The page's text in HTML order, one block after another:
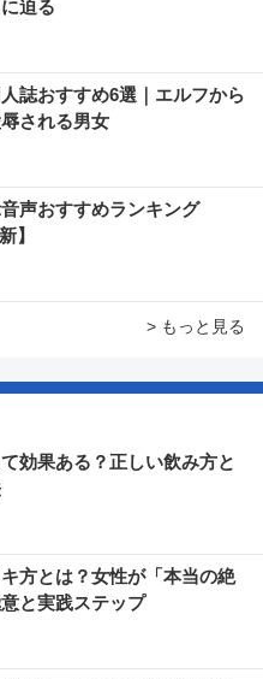
迫る
誌おすすめ6選｜エルフから
される男女
声おすすめランキング
】
> もっと見る
効果ある？正しい飲み方と
方とは？女性が「本当の絶
と実践ステップ